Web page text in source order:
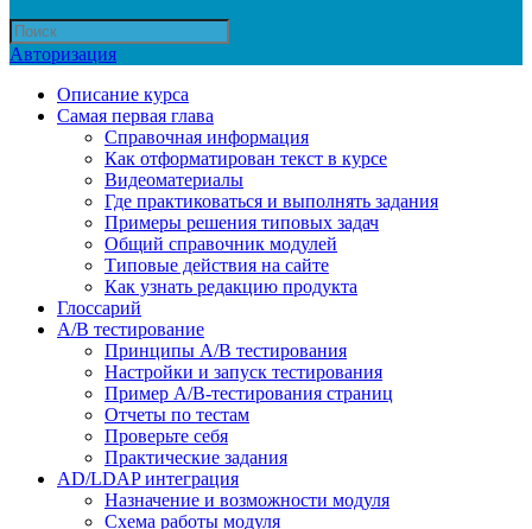
Авторизация
Описание курса
Самая первая глава
Справочная информация
Как отформатирован текст в курсе
Видеоматериалы
Где практиковаться и выполнять задания
Примеры решения типовых задач
Общий справочник модулей
Типовые действия на сайте
Как узнать редакцию продукта
Глоссарий
A/B тестирование
Принципы A/B тестирования
Настройки и запуск тестирования
Пример A/B-тестирования страниц
Отчеты по тестам
Проверьте себя
Практические задания
AD/LDAP интеграция
Назначение и возможности модуля
Схема работы модуля